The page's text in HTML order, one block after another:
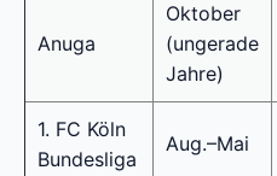
Anuga
Oktober
(ungerade
Jahre)
1. FC Köln
Bundesliga
Aug.–Mai